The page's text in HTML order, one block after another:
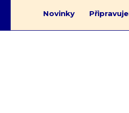
Novinky